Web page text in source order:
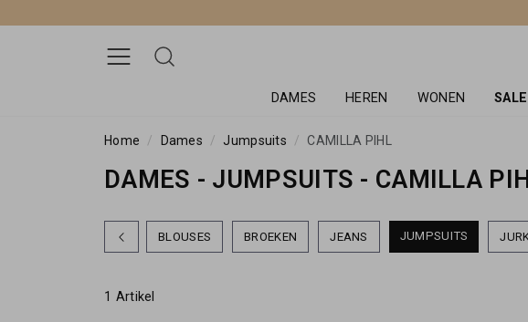
DAMES HEREN WONEN SALE
Home Dames Jumpsuits CAMILLA PIHL
DAMES - JUMPSUITS - CAMILLA
BLOUSES BROEKEN JEANS JUMPSUITS
1 Artikel